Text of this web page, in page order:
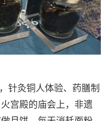
针灸铜人体验、药膳制
宫殿的庙会上，非遗